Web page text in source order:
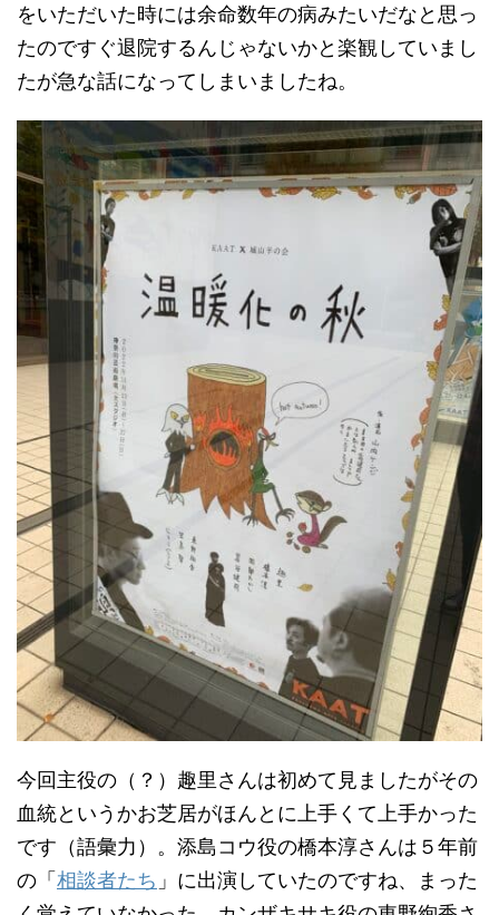
をいただいた時には余命数年の病みたいだなと思っ
たのですぐ退院するんじゃないかと楽観していまし
たが急な話になってしまいましたね。
今回主役の（？）趣里さんは初めて見ましたがその
血統というかお芝居がほんとに上手くて上手かった
です（語彙力）。添島コウ役の橋本淳さんは５年前
の「 相談者たち 」に出演していたのですね、まった